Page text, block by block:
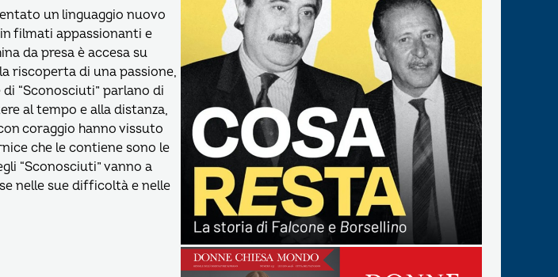
un linguaggio nuovo
filmati appassionanti e
da presa è accesa su
riscoperta di una passione,
“Sconosciuti” parlano di
al tempo e alla distanza,
coraggio hanno vissuto
che le contiene sono le
“Sconosciuti” vanno a
nelle sue difficoltà e nelle